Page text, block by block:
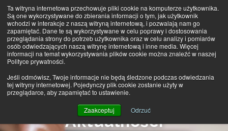
Ta witryna internetowa przechowuje pliki cookie na komputerze użytkownika.
Są one wykorzystywane do zbierania informacji o tym, jak użytkownik
wchodzi w interakcje z naszą witryną internetową, i pozwalają nam go
zapamiętać. Dane te są wykorzystywane w celu poprawy i dostosowania
przeglądania strony do potrzeb użytkownika oraz w celu analizy i pomiarów
osób odwiedzających naszą witrynę internetową i inne media. Więcej
informacji na temat wykorzystywania plików cookie można znaleźć w naszej
Polityce prywatności.
Jeśli odmówisz, Twoje informacje nie będą śledzone podczas odwiedzania
tej witryny internetowej. Pojedynczy plik cookie zostanie użyty w
przeglądarce, aby zapamiętać to ustawienie.
Zaakceptuj Odrzuć
MENU
Aktualności